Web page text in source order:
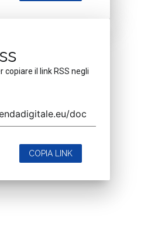
copiare il link RSS negli
COPIA LINK